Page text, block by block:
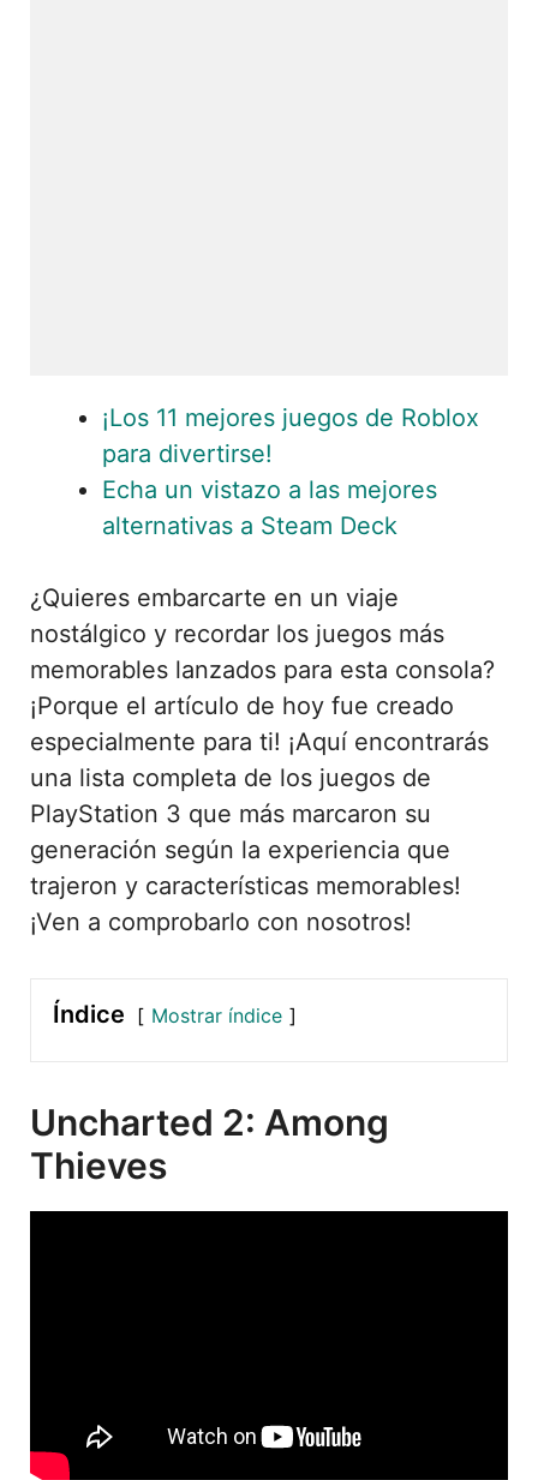
¡Los 11 mejores juegos de Roblox
para divertirse!
Echa un vistazo a las mejores
alternativas a Steam Deck
¿Quieres embarcarte en un viaje
nostálgico y recordar los juegos más
memorables lanzados para esta consola?
¡Porque el artículo de hoy fue creado
especialmente para ti! ¡Aquí encontrarás
una lista completa de los juegos de
PlayStation 3 que más marcaron su
generación según la experiencia que
trajeron y características memorables!
¡Ven a comprobarlo con nosotros!
Índice Mostrar índice
Uncharted 2: Among
Thieves